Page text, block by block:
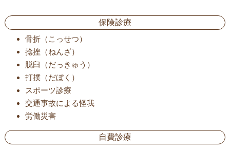
保険診療
骨折（こっせつ）
捻挫（ねんざ）
脱臼（だっきゅう）
打撲（だぼく）
スポーツ診療
交通事故による怪我
労働災害
自費診療